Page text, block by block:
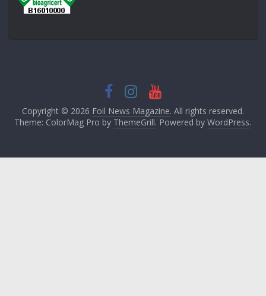
Copyright © 2026 Foil News Magazine. All rights reserved.
Theme: ColorMag Pro by ThemeGrill. Powered byWordPress.